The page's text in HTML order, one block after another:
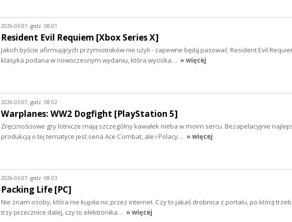
2026-03-07, godz. 08:01
Resident Evil Requiem [Xbox Series X]
Jakich byście afirmujących przymiotników nie użyli - zapewne będą pasować. Resident Evil
klasyka podana w nowoczesnym wydaniu, która wyciska… » więcej
2026-03-07, godz. 08:02
Warplanes: WW2 Dogfight [PlayStation 5]
Zręcznościowe gry lotnicze mają szczególny kawałek nieba w moim sercu. Bezapelacyjnie
produkcją o tej tematyce jest seria Ace Combat, ale i Polacy… » więcej
2026-03-07, godz. 08:03
Packing Life [PC]
Nie znam osoby, która nie kupiła nic przez internet. Czy to jakaś drobnica z portalu, po którą
trzy przecznice dalej, czy to elektronika… » więcej